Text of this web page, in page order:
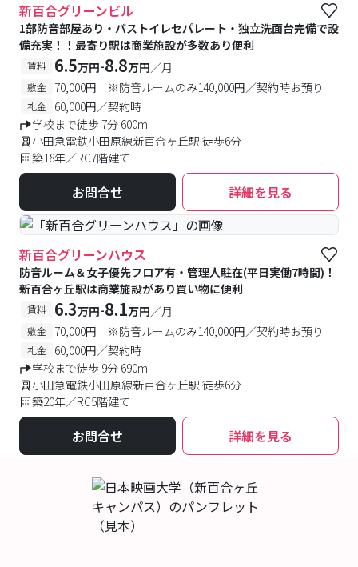
新百合グリーンビル
1部防音部屋あり・バストイレセパレート・独立洗面台完備で設
備充実！！最寄り駅は商業施設が多数あり便利
賃料 6.5万円-8.8万円／月
敷金 70,000円 ※防音ルームのみ140,000円／契約時お預り
礼金
60,000円／契約時
学校まで徒歩 7分 600m
小田急電鉄小田原線新百合ヶ丘駅 徒歩6分
築18年／RC7階建て
お問合せ 詳細を見る
新百合グリーンハウス
防音ルーム＆女子優先フロア有・管理人駐在(平日実働7時間)！
新百合ヶ丘駅は商業施設があり買い物に便利
賃料 6.3万円-8.1万円／月
敷金 70,000円 ※防音ルームのみ140,000円／契約時お預り
礼金
60,000円／契約時
学校まで徒歩 9分 690m
小田急電鉄小田原線新百合ヶ丘駅 徒歩6分
築20年／RC5階建て
お問合せ 詳細を見る